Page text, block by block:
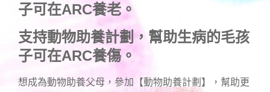
子可在ARC養老。
支持動物助養計劃，幫助生病的毛孩
子可在ARC養傷。
想成為動物助養父母，參加【動物助養計劃】，幫助更